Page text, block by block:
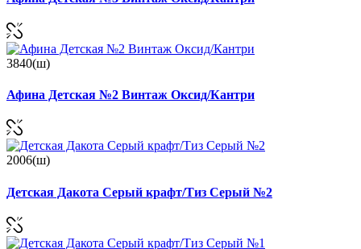
3840(ш)
Афина Детская №2 Винтаж Оксид/Кантри
2006(ш)
Детская Дакота Серый крафт/Тиз Серый №2